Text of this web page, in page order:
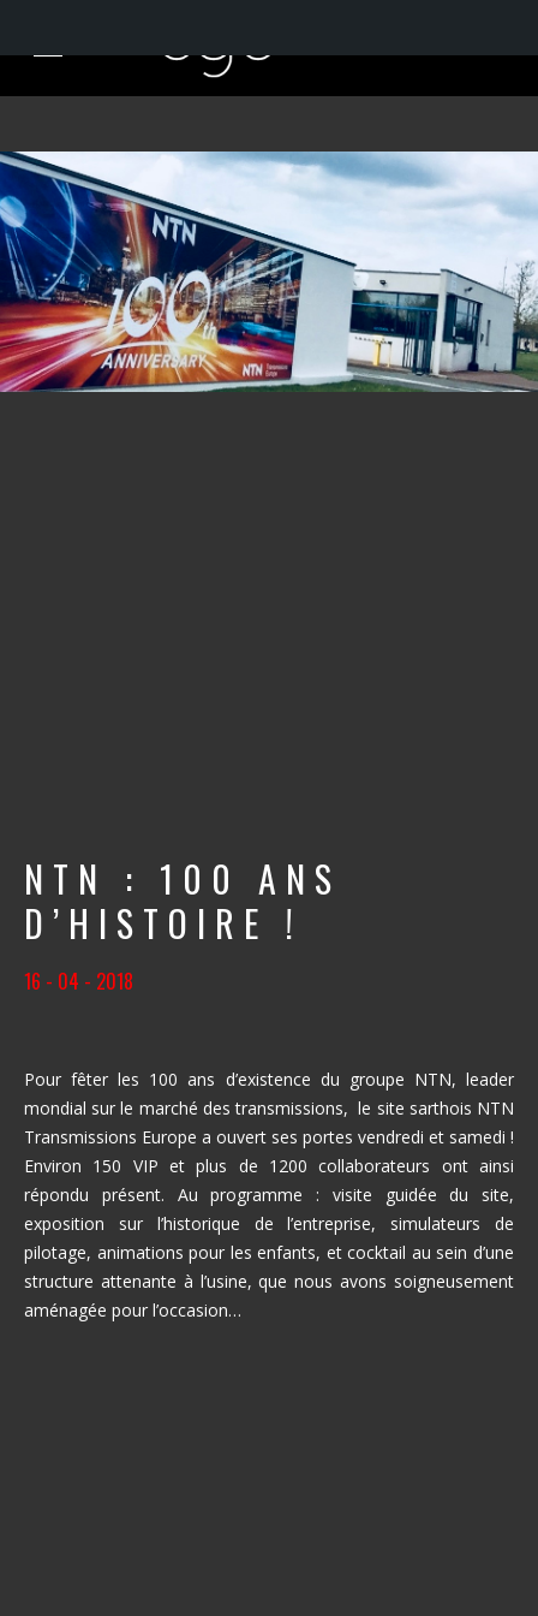
NTN : 100 ANS
D’HISTOIRE !
16 - 04 - 2018
Pour fêter les 100 ans d’existence du groupe NTN, leader
mondial sur le marché des transmissions, le site sarthois NTN
Transmissions Europe a ouvert ses portes vendredi et samedi !
Environ 150 VIP et plus de 1200 collaborateurs ont ainsi
répondu présent. Au programme : visite guidée du site,
exposition sur l’historique de l’entreprise, simulateurs de
pilotage, animations pour les enfants, et cocktail au sein d’une
structure attenante à l’usine, que nous avons soigneusement
aménagée pour l’occasion…